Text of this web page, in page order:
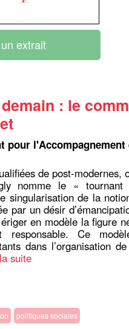
extrait
: le
pour
de post-modernes,
nomme le « tournant
singularisation de la
par un désir
en modèle la figure
responsable. Ce
dans l’organisation
suite
politiques sociales